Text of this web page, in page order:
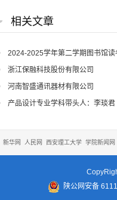
相关文章
2024-2025学年第二学期图书馆读
浙江保融科技股份有限公司
河南智盛通讯器材有限公司
产品设计专业学科带头人：李琰君
新华网 人民网 西安理工大学 学院新闻网
陕公网安备